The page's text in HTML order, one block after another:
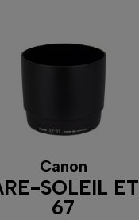
Canon
SOLEIL
67